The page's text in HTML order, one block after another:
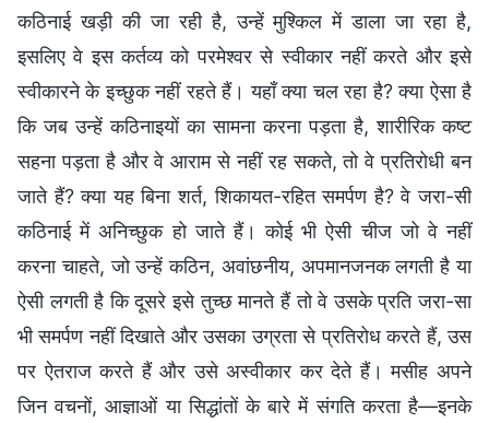
कठिनाई खड़ी की जा रही है, उन्हें मुश्किल में डाला जा रहा है,
इसलिए वे इस कर्तव्य को परमेश्वर से स्वीकार नहीं करते और इसे
स्वीकारने के इच्छुक नहीं रहते हैं। यहाँ क्या चल रहा है? क्या ऐसा है
कि जब उन्हें कठिनाइयों का सामना करना पड़ता है, शारीरिक कष्ट
सहना पड़ता है और वे आराम से नहीं रह सकते, तो वे प्रतिरोधी बन
जाते हैं? क्या यह बिना शर्त, शिकायत-रहित समर्पण है? वे जरा-सी
कठिनाई में अनिच्छुक हो जाते हैं। कोई भी ऐसी चीज जो वे नहीं
करना चाहते, जो उन्हें कठिन, अवांछनीय, अपमानजनक लगती है या
ऐसी लगती है कि दूसरे इसे तुच्छ मानते हैं तो वे उसके प्रति जरा-सा
भी समर्पण नहीं दिखाते और उसका उग्रता से प्रतिरोध करते हैं, उस
पर ऐतराज करते हैं और उसे अस्वीकार कर देते हैं। मसीह अपने
जिन वचनों, आज्ञाओं या सिद्धांतों के बारे में संगति करता है—इनके